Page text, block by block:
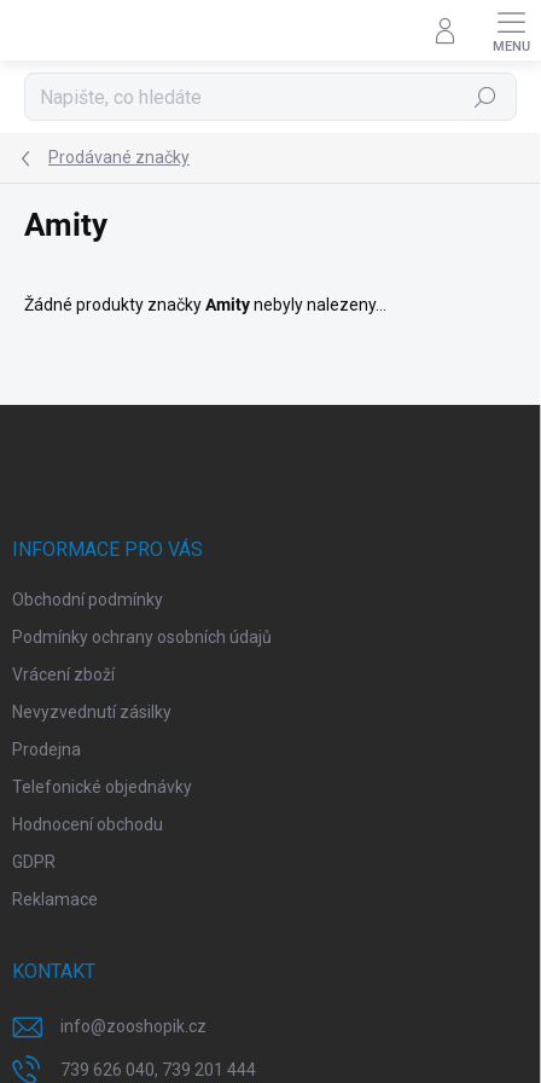
Hledat
Prodávané značky
Amity
Žádné produkty značkyAmitynebyly nalezeny...
INFORMACE PRO VÁS
Obchodní podmínky
Podmínky ochrany osobních údajů
Vrácení zboží
Nevyzvednutí zásilky
Prodejna
Telefonické objednávky
Hodnocení obchodu
GDPR
Reklamace
KONTAKT
info@zooshopik.cz
739 626 040, 739 201 444